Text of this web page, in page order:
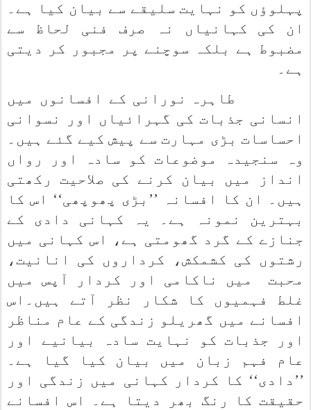
پہلوؤں کو نہایت سلیقے سے بیان کیا ہے۔
ان کی کہانیاں نہ صرف فنی لحاظ سے
مضبوط ہے بلکہ سوچنے پر مجبور کر دیتی
ہے۔
طاہرہ نورانی کے افسانوں میں
انسانی جذبات کی گہرائیاں اور نسوانی
احساسات بڑی مہارت سے پیش کیے گئے ہیں۔
وہ سنجیدہ موضوعات کو سادہ اور رواں
انداز میں بیان کرنے کی صلاحیت رکھتی
ہیں۔ ان کا افسانہ ’’بڑی پھوپھی‘‘ اس کا
بہترین نمونہ ہے۔ یہ کہانی دادی کے
جنازے کے گرد گھومتی ہے، اس کہانی میں
رشتوں کی کشمکش، کرداروں کی انانیت،
محبت
میں ناکامی اور کردار آپس میں
غلط فہمیوں کا شکار نظر آتے ہیں۔اس
افسانے میں گھریلو زندگی کے عام مناظر
اور جذبات کو نہایت سادہ بیانیے اور
عام فہم زبان میں بیان کیا گیا ہے۔
’’دادی‘‘ کا کردار کہانی میں زندگی اور
حقیقت کا رنگ بھر دیتا ہے۔ اس افسانے